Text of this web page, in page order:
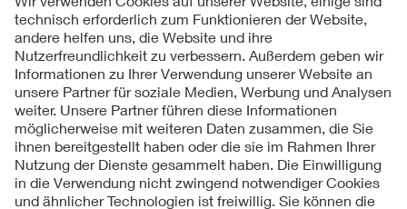
Folgen Sie uns
Kontakt